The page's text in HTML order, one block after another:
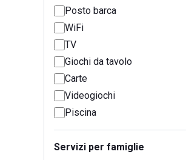
Posto barca
WiFi
TV
Giochi da tavolo
Carte
Videogiochi
Piscina
Servizi per famiglie